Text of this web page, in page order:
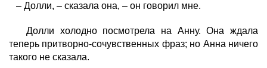
– Долли, – сказала она, – он говорил мне.
Долли холодно посмотрела на Анну. Она ждала
теперь притворно-сочувственных фраз; но Анна ничего
такого не сказала.